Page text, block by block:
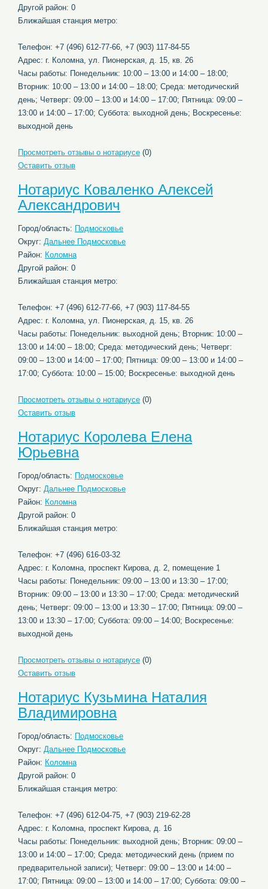
Другой район: 0
Ближайшая станция метро:
Телефон: +7 (496) 612-77-66, +7 (903) 117-84-55
Адрес: г. Коломна, ул. Пионерская, д. 15, кв. 26
Часы работы: Понедельник: 10:00 – 13:00 и 14:00 – 18:00;
Вторник: 10:00 – 13:00 и 14:00 – 18:00; Среда: методический
день; Четверг: 09:00 – 13:00 и 14:00 – 17:00; Пятница: 09:00 –
13:00 и 14:00 – 17:00; Суббота: выходной день; Воскресенье:
выходной день
Просмотреть отзывы о нотариусе (0)
Оставить отзыв
Нотариус Коваленко Алексей
Александрович
Город/область: Подмосковье
Округ: Дальнее Подмосковье
Район: Коломна
Другой район: 0
Ближайшая станция метро:
Телефон: +7 (496) 612-77-66, +7 (903) 117-84-55
Адрес: г. Коломна, ул. Пионерская, д. 15, кв. 26
Часы работы: Понедельник: выходной день; Вторник: 10:00 –
13:00 и 14:00 – 18:00; Среда: методический день; Четверг:
09:00 – 13:00 и 14:00 – 17:00; Пятница: 09:00 – 13:00 и 14:00 –
17:00; Суббота: 10:00 – 15:00; Воскресенье: выходной день
Просмотреть отзывы о нотариусе (0)
Оставить отзыв
Нотариус Королева Елена
Юрьевна
Город/область: Подмосковье
Округ: Дальнее Подмосковье
Район: Коломна
Другой район: 0
Ближайшая станция метро:
Телефон: +7 (496) 616-03-32
Адрес: г. Коломна, проспект Кирова, д. 2, помещение 1
Часы работы: Понедельник: 09:00 – 13:00 и 13:30 – 17:00;
Вторник: 09:00 – 13:00 и 13:30 – 17:00; Среда: методический
день; Четверг: 09:00 – 13:00 и 13:30 – 17:00; Пятница: 09:00 –
13:00 и 13:30 – 17:00; Суббота: 09:00 – 14:00; Воскресенье:
выходной день
Просмотреть отзывы о нотариусе (0)
Оставить отзыв
Нотариус Кузьмина Наталия
Владимировна
Город/область: Подмосковье
Округ: Дальнее Подмосковье
Район: Коломна
Другой район: 0
Ближайшая станция метро:
Телефон: +7 (496) 612-04-75, +7 (903) 219-62-28
Адрес: г. Коломна, проспект Кирова, д. 16
Часы работы: Понедельник: выходной день; Вторник: 09:00 –
13:00 и 14:00 – 17:00; Среда: методический день (прием по
предварительной записи); Четверг: 09:00 – 13:00 и 14:00 –
17:00; Пятница: 09:00 – 13:00 и 14:00 – 17:00; Суббота: 09:00 –